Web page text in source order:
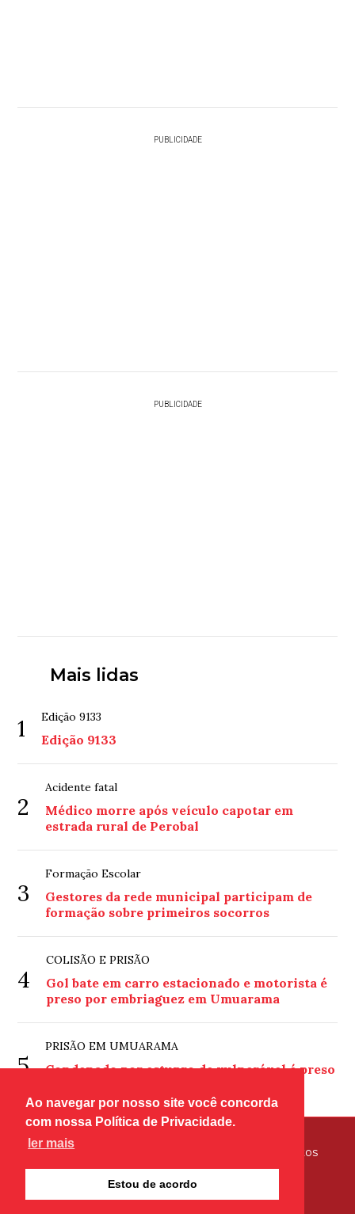
Ao navegar por nosso site você concorda
com nossa Política de Privacidade.
ler mais
Estou de acordo
PUBLICIDADE
PUBLICIDADE
Mais lidas
1 Edição 9133
Edição 9133
2
Acidente fatal
Médico morre após veículo capotar em
estrada rural de Perobal
3
Formação Escolar
Gestores da rede municipal participam de
formação sobre primeiros socorros
4
COLISÃO E PRISÃO
Gol bate em carro estacionado e motorista é
preso por embriaguez em Umuarama
5
PRISÃO EM UMUARAMA
Condenado por estupro de vulnerável é preso
© Copyright 2026 - Tribuna Hoje - Todos os direitos
reservados